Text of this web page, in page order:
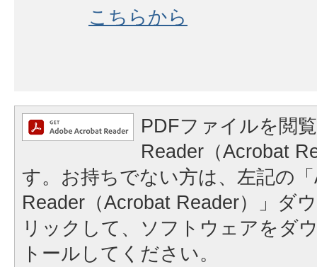
こちらから
PDFファイルを閲
Reader（Acrobat
す。お持ちでない方は、左記の
Reader（Acrobat Reader）」ダ
リックして、ソフトウェアをダ
トールしてください。